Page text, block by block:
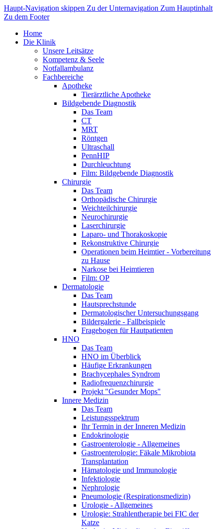
Haupt-Navigation skippen Zu der Unternavigation Zum Hauptinhalt
Zu dem Footer
Home
Die Klinik
Unsere Leitsätze
Kompetenz & Seele
Notfallambulanz
Fachbereiche
Apotheke
Tierärztliche Apotheke
Bildgebende Diagnostik
Das Team
CT
MRT
Röntgen
Ultraschall
PennHIP
Durchleuchtung
Film: Bildgebende Diagnostik
Chirurgie
Das Team
Orthopädische Chirurgie
Weichteilchirurgie
Neurochirurgie
Laserchirurgie
Laparo- und Thorakoskopie
Rekonstruktive Chirurgie
Operationen beim Heimtier - Vorbereitung
zu Hause
Narkose bei Heimtieren
Film: OP
Dermatologie
Das Team
Hautsprechstunde
Dermatologischer Untersuchungsgang
Bildergalerie - Fallbeispiele
Fragebogen für Hautpatienten
HNO
Das Team
HNO im Überblick
Häufige Erkrankungen
Brachycephales Syndrom
Radiofrequenzchirurgie
Projekt "Gesunder Mops"
Innere Medizin
Das Team
Leistungsspektrum
Ihr Termin in der Inneren Medizin
Endokrinologie
Gastroenterologie - Allgemeines
Gastroenterologie: Fäkale Mikrobiota
Transplantation
Hämatologie und Immunologie
Infektiologie
Nephrologie
Pneumologie (Respirationsmedizin)
Urologie - Allgemeines
Urologie: Strahlentherapie bei FIC der
Katze